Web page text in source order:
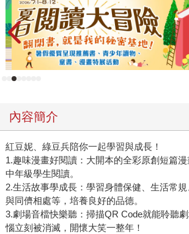
內容簡介
紅豆妮、綠豆兵陪你一起學習與成長！
1.趣味漫畫好閱讀：大開本的全彩原創短篇
中年級學生閱讀。
2.生活故事學成長：學習身體保健、生活常
與同儕相處等，培養良好的品德。
3.劇場音檔快樂聽：掃描QR Code就能聆聽
惱立刻被消滅，開懷大笑一整年！